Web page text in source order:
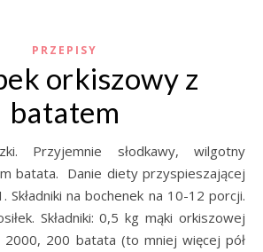
PRZEPISY
orkiszowy z
batatem
batata. Danie diety przyspieszającej
Składniki na bochenek na 10-12 porcji.
Składniki: 0,5 kg mąki orkiszowej
2000, 200 batata (to mniej więcej pół